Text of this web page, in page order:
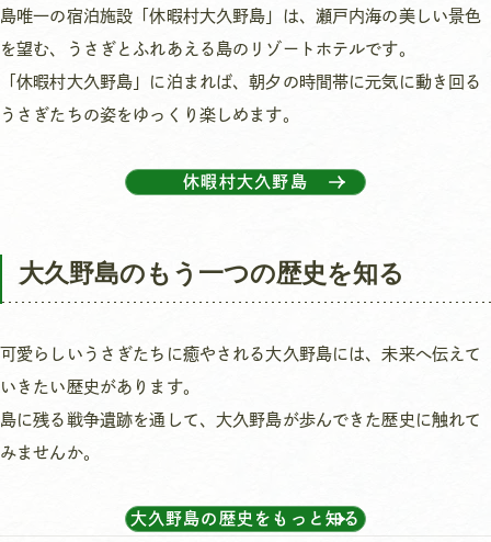
島唯一の宿泊施設「休暇村大久野島」は、瀬戸内海の美しい景色
を望む、うさぎとふれあえる島のリゾートホテルです。
「休暇村大久野島」に泊まれば、朝夕の時間帯に元気に動き回る
うさぎたちの姿をゆっくり楽しめます。
休暇村大久野島
大久野島のもう一つの歴史を知る
可愛らしいうさぎたちに癒やされる大久野島には、未来へ伝えて
いきたい歴史があります。
島に残る戦争遺跡を通して、大久野島が歩んできた歴史に触れて
みませんか。
大久野島の歴史をもっと知る